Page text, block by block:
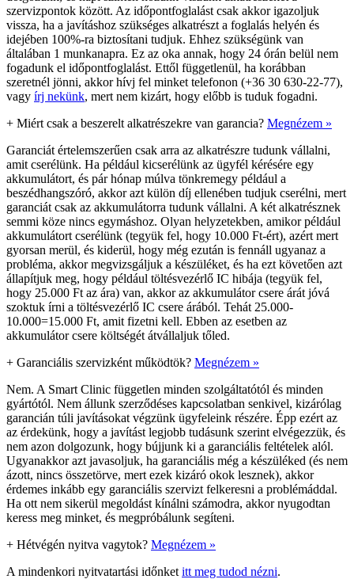
szervizpontok között. Az időpontfoglalást csak akkor igazoljuk
vissza, ha a javításhoz szükséges alkatrészt a foglalás helyén és
idejében 100%-ra biztosítani tudjuk. Ehhez szükségünk van
általában 1 munkanapra. Ez az oka annak, hogy 24 órán belül nem
fogadunk el időpontfoglalást. Ettől függetlenül, ha korábban
szeretnél jönni, akkor hívj fel minket telefonon (+36 30 630-22-77),
vagy írj nekünk, mert nem kizárt, hogy előbb is tuduk fogadni.
+ Miért csak a beszerelt alkatrészekre van garancia? Megnézem »
Garanciát értelemszerűen csak arra az alkatrészre tudunk vállalni,
amit cserélünk. Ha például kicserélünk az ügyfél kérésére egy
akkumulátort, és pár hónap múlva tönkremegy például a
beszédhangszóró, akkor azt külön díj ellenében tudjuk cserélni, mert
garanciát csak az akkumulátorra tudunk vállalni. A két alkatrésznek
semmi köze nincs egymáshoz. Olyan helyzetekben, amikor például
akkumulátort cserélünk (tegyük fel, hogy 10.000 Ft-ért), azért mert
gyorsan merül, és kiderül, hogy még ezután is fennáll ugyanaz a
probléma, akkor megvizsgáljuk a készüléket, és ha ezt követően azt
állapítjuk meg, hogy például töltésvezérlő IC hibája (tegyük fel,
hogy 25.000 Ft az ára) van, akkor az akkumulátor csere árát jóvá
szoktuk írni a töltésvezérlő IC csere árából. Tehát 25.000-
10.000=15.000 Ft, amit fizetni kell. Ebben az esetben az
akkumulátor csere költségét átvállaljuk tőled.
+ Garanciális szervizként működtök? Megnézem »
Nem. A Smart Clinic független minden szolgáltatótól és minden
gyártótól. Nem állunk szerződéses kapcsolatban senkivel, kizárólag
garancián túli javításokat végzünk ügyfeleink részére. Épp ezért az
az érdekünk, hogy a javítást legjobb tudásunk szerint elvégezzük, és
nem azon dolgozunk, hogy bújjunk ki a garanciális feltételek alól.
Ugyanakkor azt javasoljuk, ha garanciális még a készüléked (és nem
ázott, nincs összetörve, mert ezek kizáró okok lesznek), akkor
érdemes inkább egy garanciális szervizt felkeresni a problémáddal.
Ha ott nem sikerül megoldást kínálni számodra, akkor nyugodtan
keress meg minket, és megpróbálunk segíteni.
+ Hétvégén nyitva vagytok? Megnézem »
A mindenkori nyitvatartási időnket itt meg tudod nézni.